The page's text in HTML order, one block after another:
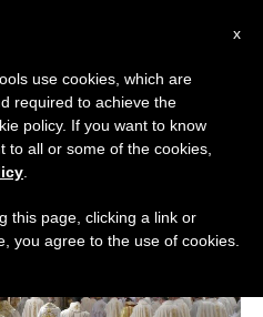
x
use cookies, which are
required to achieve the
policy. If you want to know
to all or some of the cookies,
this page, clicking a link or
you agree to the use of cookies.